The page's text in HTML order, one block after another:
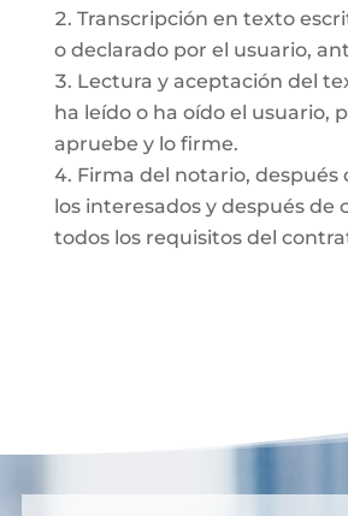
Transcripción en texto
o declarado por el usuario,
Lectura y aceptación del
ha leído o ha oído el usuario,
apruebe y lo firme.
Firma del notario, después
los interesados y después de
todos los requisitos del